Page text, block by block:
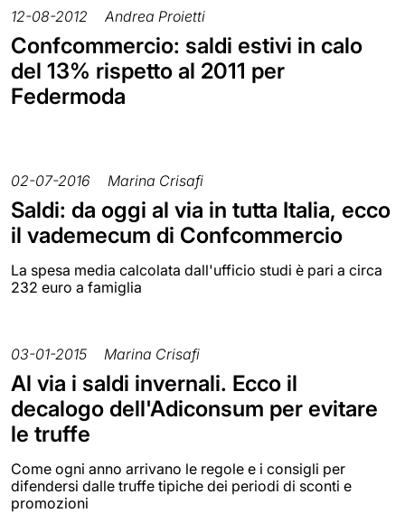
12-08-2012 Andrea Proietti
Confcommercio: saldi estivi in calo
del 13% rispetto al 2011 per
Federmoda
02-07-2016 Marina Crisafi
Saldi: da oggi al via in tutta Italia, ecco
il vademecum di Confcommercio
La spesa media calcolata dall'ufficio studi è pari a circa
232 euro a famiglia
03-01-2015 Marina Crisafi
Al via i saldi invernali. Ecco il
decalogo dell'Adiconsum per evitare
le truffe
Come ogni anno arrivano le regole e i consigli per
difendersi dalle truffe tipiche dei periodi di sconti e
promozioni